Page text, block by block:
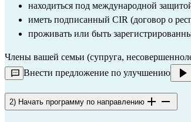
находиться под международной
иметь подписанный CIR (договор о
проживать или быть
Члены вашей семьи (супруга,
Внести предложение по улучшению
2) Начать программу по направлению